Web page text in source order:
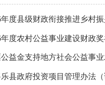
度县级财政衔接推进乡村
度农村公益事业建设财政奖
益金支持地方社会公益事
县政府投资项目管理办法